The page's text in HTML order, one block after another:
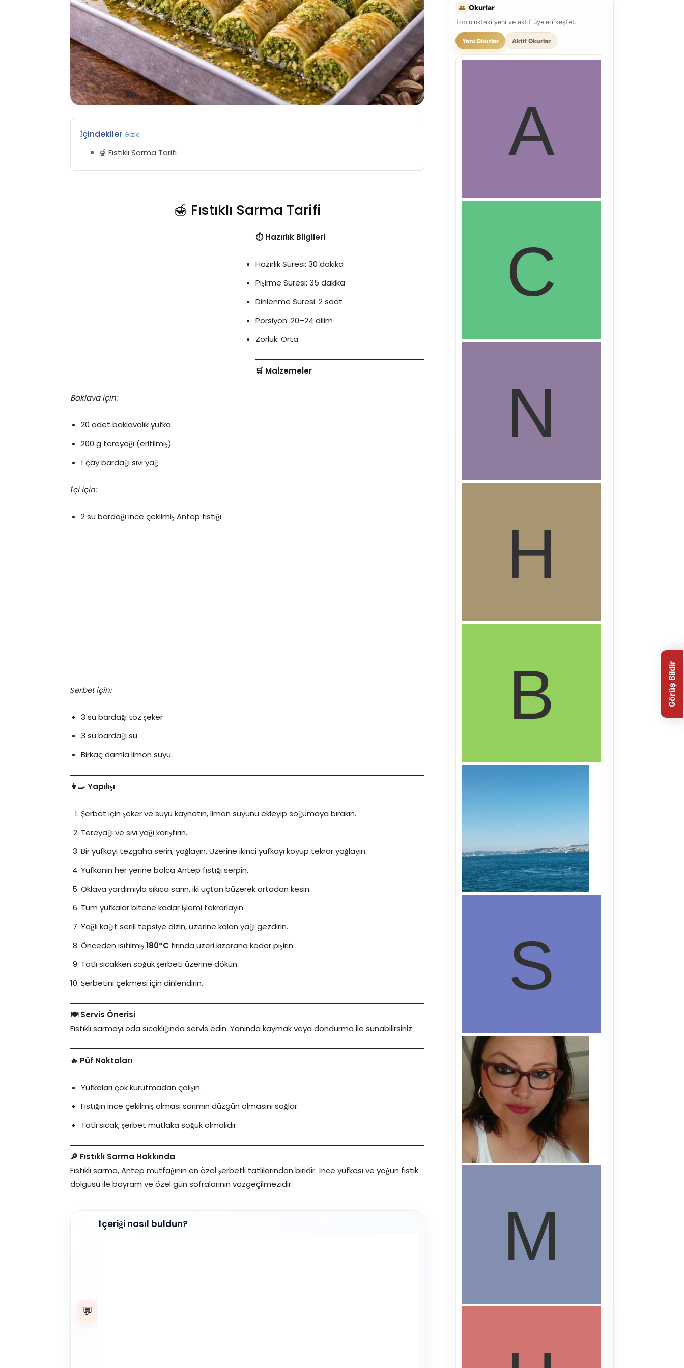
İçindekiler Gizle
🍯 Fıstıklı Sarma Tarifi
🍯 Fıstıklı Sarma Tarifi
⏱️ Hazırlık Bilgileri
Hazırlık Süresi: 30 dakika
Pişirme Süresi: 35 dakika
Dinlenme Süresi: 2 saat
Porsiyon: 20–24 dilim
Zorluk: Orta
🛒 Malzemeler
Baklava için:
20 adet baklavalık yufka
200 g tereyağı (eritilmiş)
1 çay bardağı sıvı yağ
İçi için:
2 su bardağı ince çekilmiş Antep fıstığı
Şerbet için:
3 su bardağı toz şeker
3 su bardağı su
Birkaç damla limon suyu
👩‍🍳 Yapılışı
Şerbet için şeker ve suyu kaynatın, limon suyunu ekleyip soğumaya bırakın.
Tereyağı ve sıvı yağı karıştırın.
Bir yufkayı tezgaha serin, yağlayın. Üzerine ikinci yufkayı koyup tekrar yağlayın.
Yufkanın her yerine bolca Antep fıstığı serpin.
Oklava yardımıyla sıkıca sarın, iki uçtan büzerek ortadan kesin.
Tüm yufkalar bitene kadar işlemi tekrarlayın.
Yağlı kağıt serili tepsiye dizin, üzerine kalan yağı gezdirin.
Önceden ısıtılmış180°C fırında üzeri kızarana kadar pişirin.
Tatlı sıcakken soğuk şerbeti üzerine dökün.
Şerbetini çekmesi için dinlendirin.
🍽️ Servis Önerisi
Fıstıklı sarmayı oda sıcaklığında servis edin. Yanında kaymak veya dondurma ile sunabilirsiniz.
🔥 Püf Noktaları
Yufkaları çok kurutmadan çalışın.
Fıstığın ince çekilmiş olması sarımın düzgün olmasını sağlar.
Tatlı sıcak, şerbet mutlaka soğuk olmalıdır.
🔎 Fıstıklı Sarma Hakkında
Fıstıklı sarma, Antep mutfağının en özel şerbetli tatlılarından biridir. İnce yufkası ve yoğun fıstık
dolgusu ile bayram ve özel gün sofralarının vazgeçilmezidir.
💬
İçeriği nasıl buldun?
👥 Okurlar
Topluluktaki yeni ve aktif üyeleri keşfet.
Yeni Okurlar Aktif Okurlar
Görüş Bildir